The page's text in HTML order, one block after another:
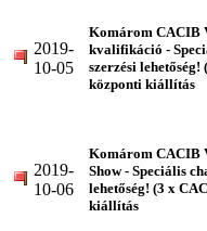
2019-
10-05
Komárom CACIB
kvalifikáció -
szerzési lehetőség!
központi kiállítás
2019-
10-06
Komárom CACIB
Show - Speciális
lehetőség! (3 x
kiállítás